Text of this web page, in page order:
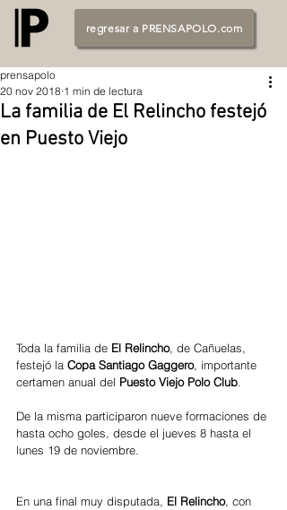
regresar a PRENSAPOLO.com
La familia de El Relincho festejó
en Puesto Viejo
prensapolo
20 nov 2018 1 min de lectura
Toda la familia de El Relincho, de Cañuelas,
festejó la Copa Santiago Gaggero, importante
certamen anual del Puesto Viejo Polo Club.
De la misma participaron nueve formaciones de
hasta ocho goles, desde el jueves 8 hasta el
lunes 19 de noviembre.
En una final muy disputada, El Relincho, con